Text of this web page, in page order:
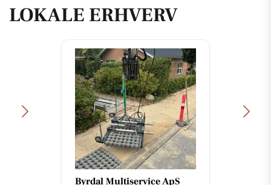
LOKALE ERHVERV
Mæglerhuset Vestkysten